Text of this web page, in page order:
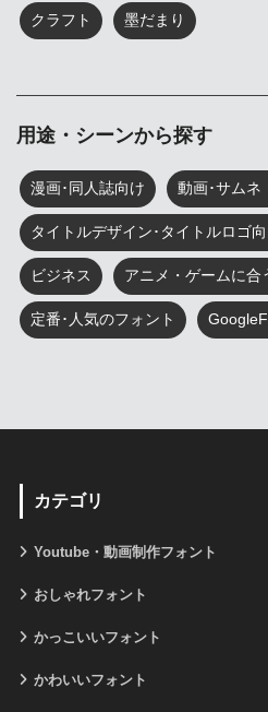
クラフト 墨だまり
用途・シーンから探す
漫画･同人誌向け 動画･サムネ
タイトルデザイン･タイトルロゴ
ビジネス アニメ・ゲームに合
定番･人気のフォント
カテゴリ
Youtube・動画制作フォント
おしゃれフォント
かっこいいフォント
かわいいフォント